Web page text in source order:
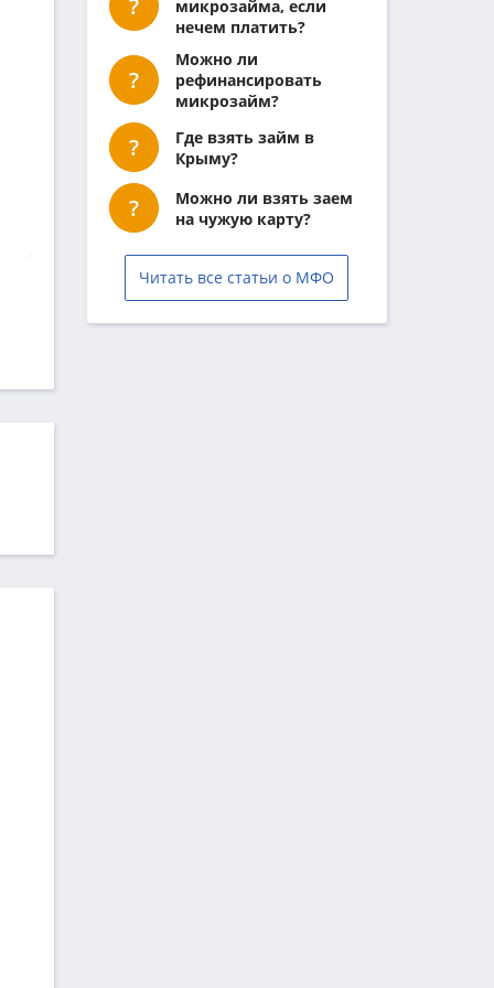
микрозайма, если
нечем платить?
Можно ли
рефинансировать
микрозайм?
Где взять займ в
Крыму?
Можно ли взять заем
на чужую карту?
Читать все статьи о МФО